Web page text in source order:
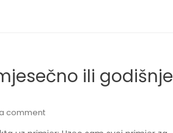
ili godišnje
comment